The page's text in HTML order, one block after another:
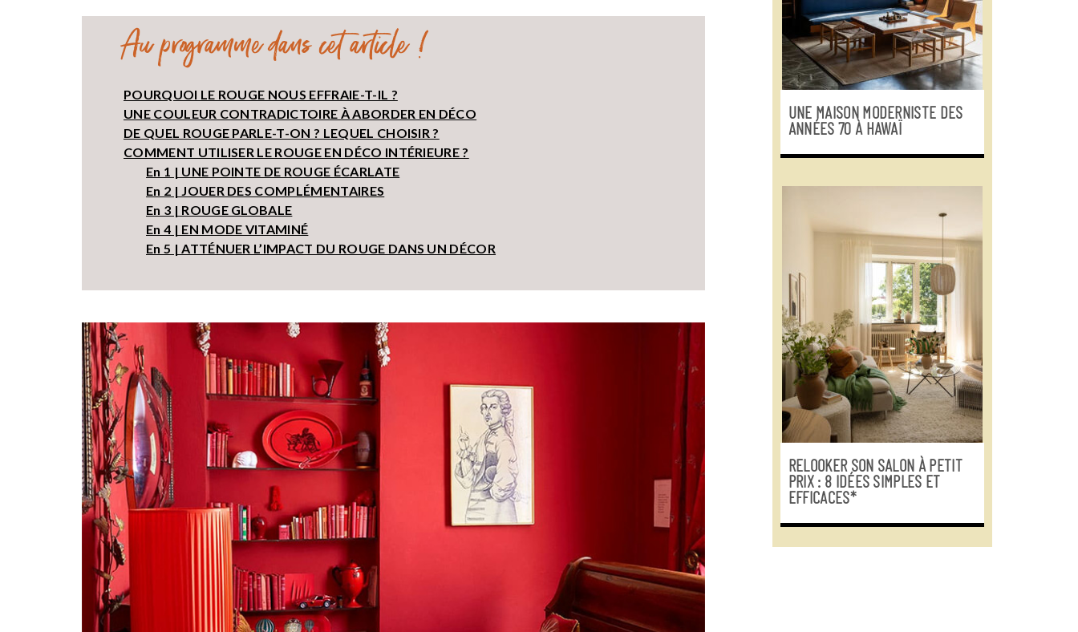
Au programme dans cet article !
POURQUOI LE ROUGE NOUS EFFRAIE-T-IL ?
UNE COULEUR CONTRADICTOIRE À ABORDER EN DÉCO
DE QUEL ROUGE PARLE-T-ON ? LEQUEL CHOISIR ?
COMMENT UTILISER LE ROUGE EN DÉCO INTÉRIEURE ?
En 1 | UNE POINTE DE ROUGE ÉCARLATE
En 2 | JOUER DES COMPLÉMENTAIRES
En 3 | ROUGE GLOBALE
En 4 | EN MODE VITAMINÉ
En 5 | ATTÉNUER L’IMPACT DU ROUGE DANS UN DÉCOR
UNE MAISON MODERNISTE DES
ANNÉES 70 À HAWAÏ
RELOOKER SON SALON À PETIT
PRIX : 8 IDÉES SIMPLES ET
EFFICACES*